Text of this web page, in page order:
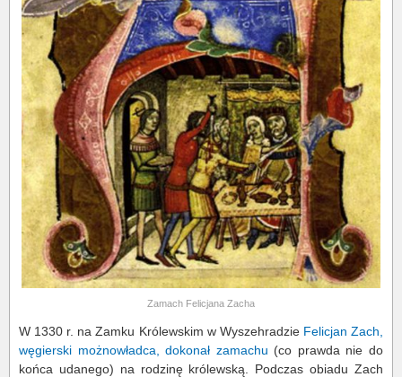
Zamach Felicjana Zacha
W 1330 r. na Zamku Królewskim w Wyszehradzie Felicjan Zach,
węgierski możnowładca, dokonał zamachu (co prawda nie do
końca udanego) na rodzinę królewską. Podczas obiadu Zach